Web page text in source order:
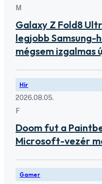
M
Galaxy Z Fold8
legjobb
mégsem izgalmas
Hír
2026.08.05.
F
Doom fut a
Microsoft-vezér
Gamer